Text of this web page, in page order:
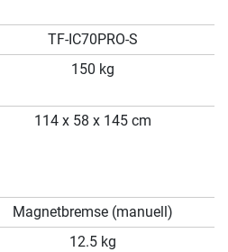
TF-IC70PRO-S
150 kg
114 x 58 x 145 cm
Magnetbremse (manuell)
12.5 kg